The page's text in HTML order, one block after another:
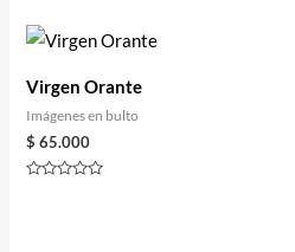
Virgen Orante
Imágenes en bulto
$ 65.000